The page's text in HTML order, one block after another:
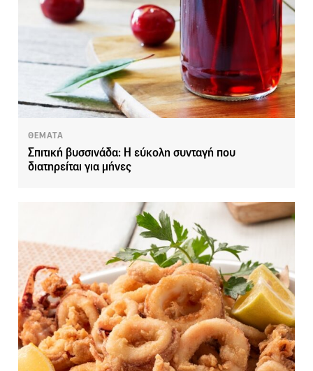
ΘΕΜΑΤΑ
Σπιτική βυσσινάδα: Η εύκολη συνταγή που
διατηρείται για μήνες